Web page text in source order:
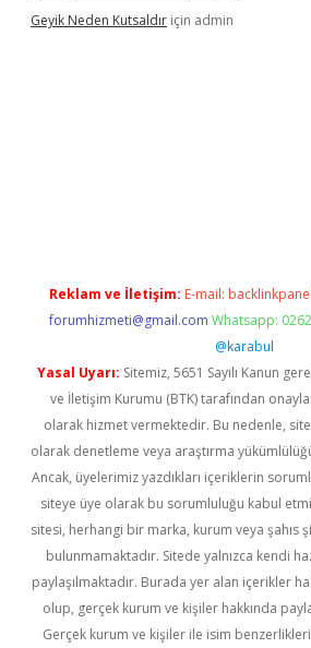
Geyik Neden Kutsaldır için admin
Reklam ve İletişim: E-mail:
forumhizmeti@gmail.com Whatsapp:
@karabul
Yasal Uyarı: Sitemiz, 5651 Sayılı Kanun
ve İletişim Kurumu (BTK) tarafından
olarak hizmet vermektedir. Bu nedenle,
olarak denetleme veya araştırma
Ancak, üyelerimiz yazdıkları içeriklerin
siteye üye olarak bu sorumluluğu kabul
sitesi, herhangi bir marka, kurum veya şahıs
bulunmamaktadır. Sitede yalnızca kendi
paylaşılmaktadır. Burada yer alan içerikler
olup, gerçek kurum ve kişiler hakkında
Gerçek kurum ve kişiler ile isim